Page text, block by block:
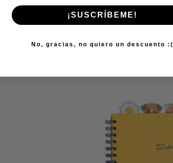
¡SUSCRÍBEME!
No, gracias, no quiero un descuento :(